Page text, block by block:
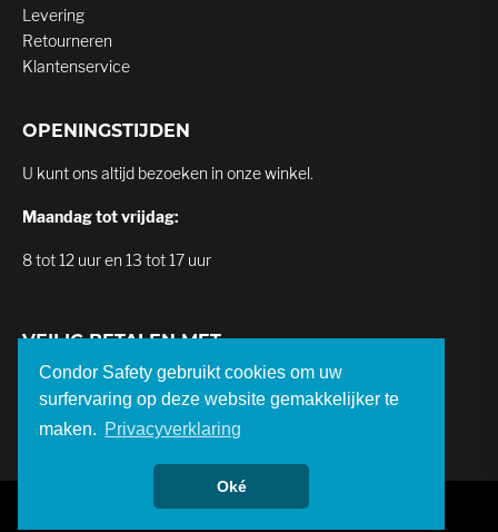
Condor Safety gebruikt cookies om uw
surfervaring op deze website gemakkelijker te
maken. Privacyverklaring
Oké
Levering
Retourneren
Klantenservice
OPENINGSTIJDEN
U kunt ons altijd bezoeken in onze winkel.
Maandag tot vrijdag:
8 tot 12 uur en 13 tot 17 uur
VEILIG BETALEN MET